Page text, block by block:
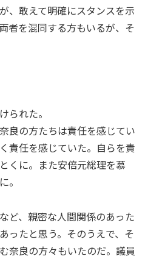
、敢えて明確にスタンスを示
者を混同する方もいるが、そ
られた。
良の方たちは責任を感じてい
責任を感じていた。自らを責
くに。また安倍元総理を慕
。
ど、親密な人間関係のあった
ったと思う。そのうえで、そ
奈良の方々もいたのだ。議員